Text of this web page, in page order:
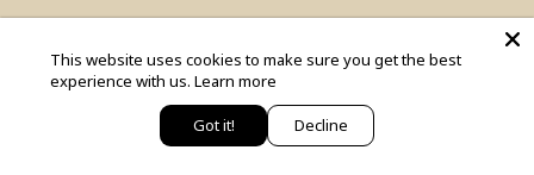
Members Club
Sizes Table
יש לך שאלה? כתבי לנו
This website uses cookies to make sure you get the best
experience with us. Learn more
Got it! Decline